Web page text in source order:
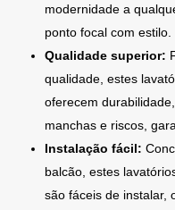
modernidade a
ponto focal com estilo.
Qualidade superior:
qualidade, estes
oferecem
manchas e riscos,
Instalação fácil:
balcão, estes
são fáceis de instalar,